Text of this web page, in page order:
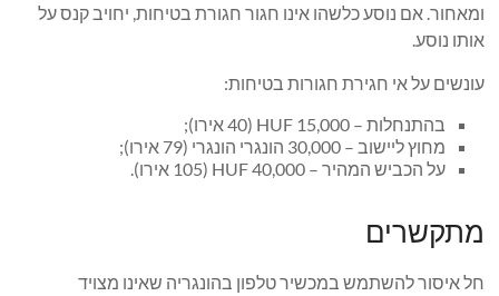
ומאחור. אם נוסע כלשהו אינו חגור חגורת בטיחות, יחויב קנס על
אותו נוסע.
עונשים על אי חגירת חגורות בטיחות:
בהתנחלות – 15,000 HUF (40 אירו);
מחוץ ליישוב – 30,000 הונגרי הונגרי (79 אירו);
על הכביש המהיר – 40,000 HUF (105 אירו).
מתקשרים
חל איסור להשתמש במכשיר טלפון בהונגריה שאינו מצויד